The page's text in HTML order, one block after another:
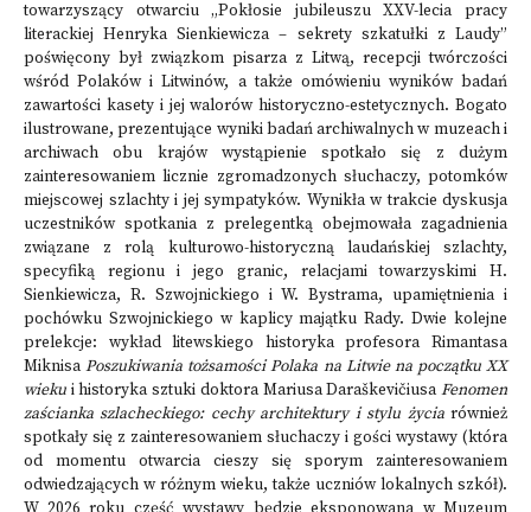
towarzyszący otwarciu „Pokłosie jubileuszu XXV-lecia pracy
literackiej Henryka Sienkiewicza – sekrety szkatułki z Laudy”
poświęcony był związkom pisarza z Litwą, recepcji twórczości
wśród Polaków i Litwinów, a także omówieniu wyników badań
zawartości kasety i jej walorów historyczno-estetycznych. Bogato
ilustrowane, prezentujące wyniki badań archiwalnych w muzeach i
archiwach obu krajów wystąpienie spotkało się z dużym
zainteresowaniem licznie zgromadzonych słuchaczy, potomków
miejscowej szlachty i jej sympatyków. Wynikła w trakcie dyskusja
uczestników spotkania z prelegentką obejmowała zagadnienia
związane z rolą kulturowo-historyczną laudańskiej szlachty,
specyfiką regionu i jego granic, relacjami towarzyskimi H.
Sienkiewicza, R. Szwojnickiego i W. Bystrama, upamiętnienia i
pochówku Szwojnickiego w kaplicy majątku Rady. Dwie kolejne
prelekcje: wykład litewskiego historyka profesora Rimantasa
MiknisaPoszukiwania tożsamości Polaka na Litwie na początku XX
wieku i historyka sztuki doktora Mariusa Daraškevičiusa Fenomen
zaścianka szlacheckiego: cechy architektury i stylu życia również
spotkały się z zainteresowaniem słuchaczy i gości wystawy (która
od momentu otwarcia cieszy się sporym zainteresowaniem
odwiedzających w różnym wieku, także uczniów lokalnych szkół).